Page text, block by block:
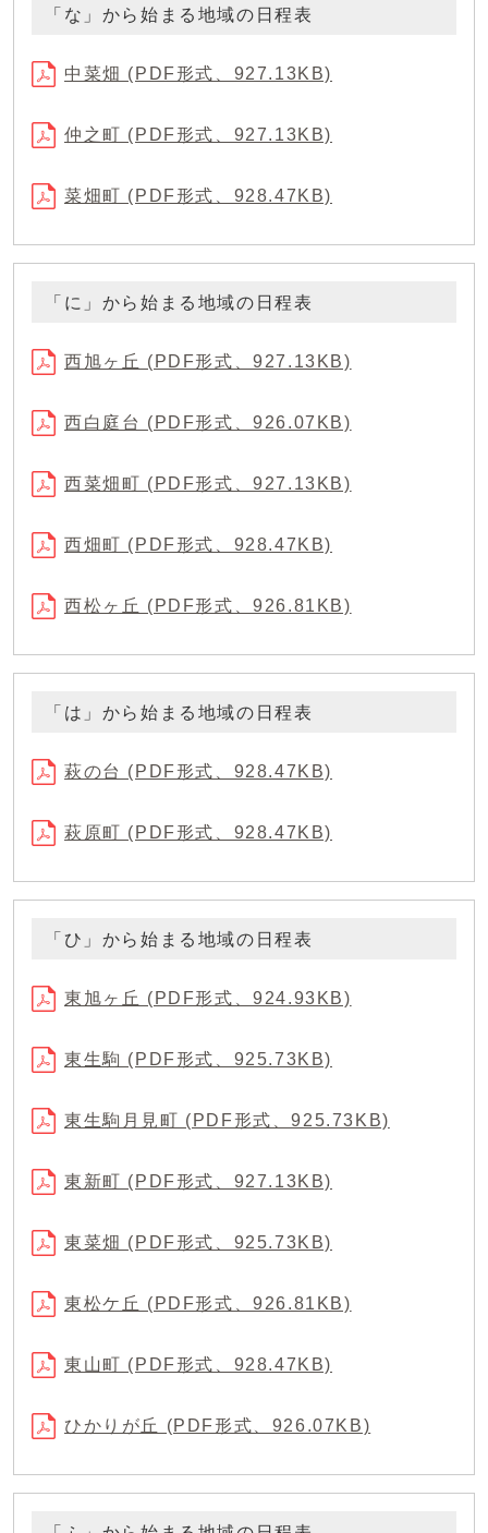
「な」から始まる地域の日程表
中菜畑 (PDF形式、927.13KB)
仲之町 (PDF形式、927.13KB)
菜畑町 (PDF形式、928.47KB)
「に」から始まる地域の日程表
西旭ヶ丘 (PDF形式、927.13KB)
西白庭台 (PDF形式、926.07KB)
西菜畑町 (PDF形式、927.13KB)
西畑町 (PDF形式、928.47KB)
西松ヶ丘 (PDF形式、926.81KB)
「は」から始まる地域の日程表
萩の台 (PDF形式、928.47KB)
萩原町 (PDF形式、928.47KB)
「ひ」から始まる地域の日程表
東旭ヶ丘 (PDF形式、924.93KB)
東生駒 (PDF形式、925.73KB)
東生駒月見町 (PDF形式、925.73KB)
東新町 (PDF形式、927.13KB)
東菜畑 (PDF形式、925.73KB)
東松ケ丘 (PDF形式、926.81KB)
東山町 (PDF形式、928.47KB)
ひかりが丘 (PDF形式、926.07KB)